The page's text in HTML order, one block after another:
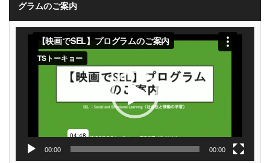
グラムのご案内
動
00:00 00:00